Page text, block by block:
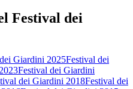
Festival dei
Giardini 2025Festival dei
Festival dei Giardini
dei Giardini 2018Festival dei